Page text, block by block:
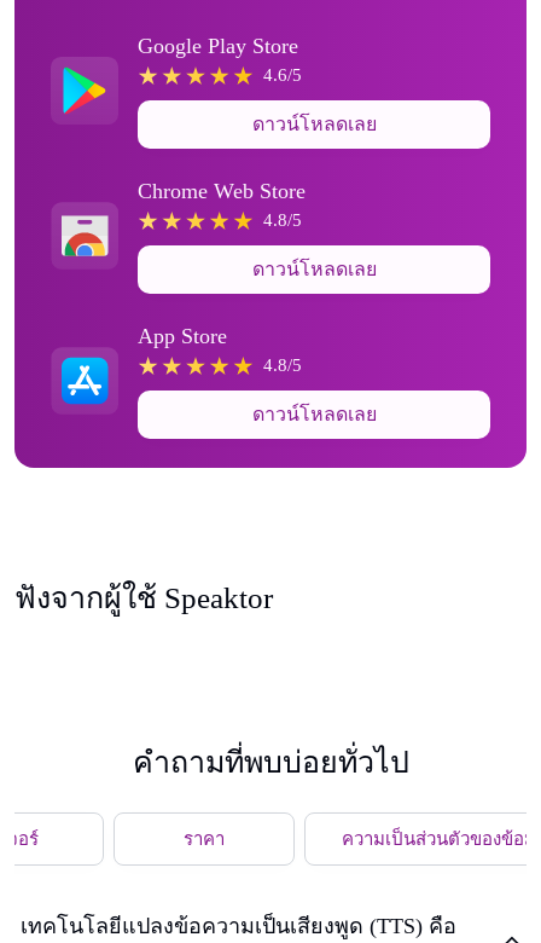
Google Play Store
4.6/5
ดาวน์โหลดเลย
Chrome Web Store
4.8/5
ดาวน์โหลดเลย
App Store
4.8/5
ดาวน์โหลดเลย
ฟังจากผู้ใช้ Speaktor
คำถามที่พบบ่อยทั่วไป
จอร์ ราคา ความเป็นส่วนตัวของข้อมู
เทคโนโลยีแปลงข้อความเป็นเสียงพูด (TTS) คือ